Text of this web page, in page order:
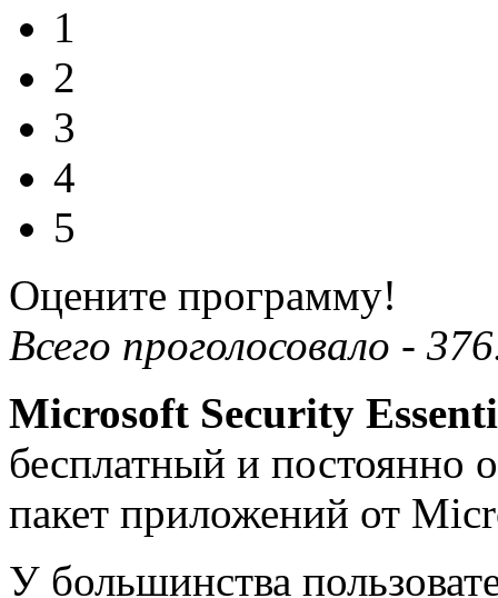
1
2
3
4
5
Оцените программу!
Всего проголосовало - 376
Microsoft Security
бесплатный и постоянно
пакет приложений от
У большинства